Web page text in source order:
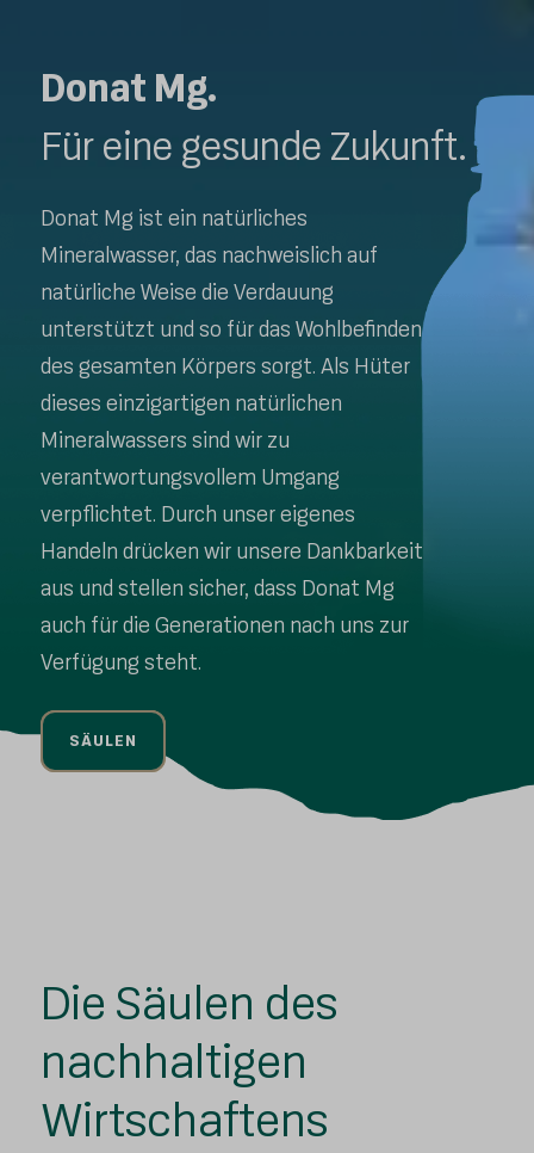
Donat Mg.
Für eine gesunde Zukunft.
Donat Mg ist ein natürliches
Mineralwasser, das nachweislich auf
natürliche Weise die Verdauung
unterstützt und so für das Wohlbefinden
des gesamten Körpers sorgt. Als Hüter
dieses einzigartigen natürlichen
Mineralwassers sind wir zu
verantwortungsvollem Umgang
verpflichtet. Durch unser eigenes
Handeln drücken wir unsere Dankbarkeit
aus und stellen sicher, dass Donat Mg
auch für die Generationen nach uns zur
Verfügung steht.
SÄULEN
Die Säulen des
nachhaltigen
Wirtschaftens